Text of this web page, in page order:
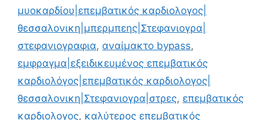
μυοκαρδίου|επεμβατικός καρδιολογος|
θεσσαλονικη|μπερμπεης|Στεφανιογρα|
στεφανιογραφια, αναίμακτο bypass,
εμφραγμα|εξειδικευμένος επεμβατικός
καρδιολόγος|επεμβατικός καρδιολογος|
θεσσαλονικη|Στεφανιογρα|στρες, επεμβατικός
καρδιολογος, καλύτερος επεμβατικός